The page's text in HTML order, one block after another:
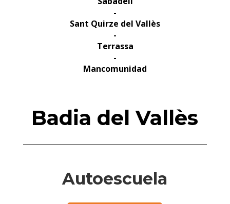
-
Sant Quirze del Vallès
-
Terrassa
-
Mancomunidad
Badia del Vallès
Autoescuela